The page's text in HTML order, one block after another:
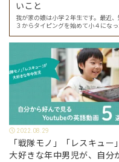
いこと
我が家の娘は小学２年生です。最近
３からタイピングを始めて小４にな
で…
2022.08.29
「戦隊モノ」「レスキュー
大好きな年中男児が、自分